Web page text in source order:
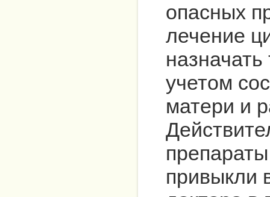
опасных
лечение
назначать
учетом
матери и
привыкли